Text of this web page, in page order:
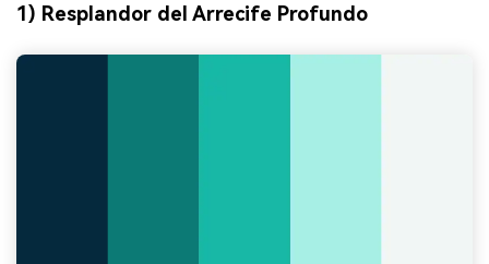
1) Resplandor del Arrecife Profundo